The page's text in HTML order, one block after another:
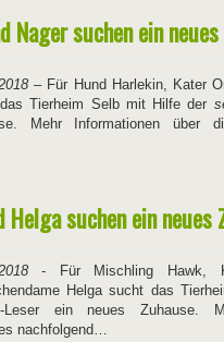
Nager suchen ein
– Für Hund Harlekin, Kater
Tierheim Selb mit Hilfe der
Mehr Informationen über
Helga suchen ein neues
- Für Mischling Hawk,
Helga sucht das
-Leser ein neues Zuhause.
nachfolgend…